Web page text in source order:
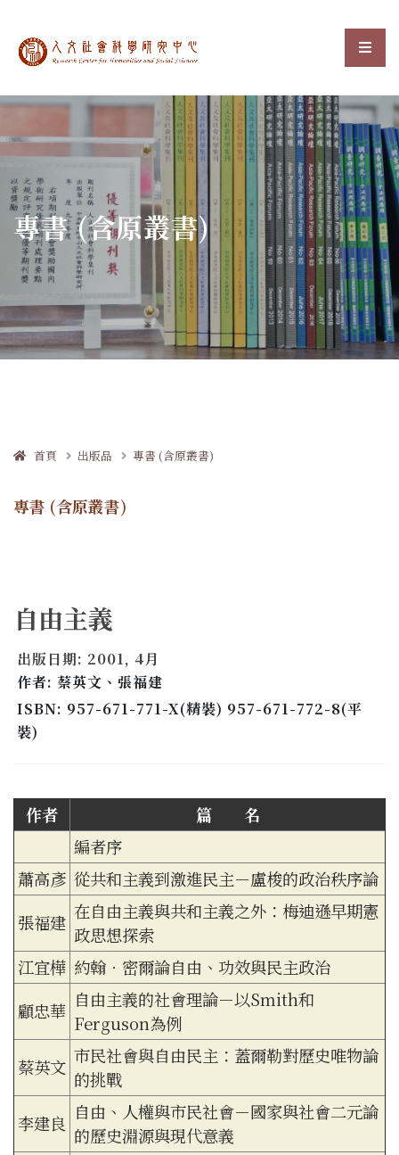
中央研究院人文社會科選
:::
專書 (含原叢書)
首頁 出版品 專書 (含原叢書)
專書 (含原叢書)
自由主義
出版日期: 2001, 4月
作者: 蔡英文、張福建
ISBN: 957-671-771-X(精裝) 957-671-772-8(平
裝)
作者
篇 名
編者序
蕭高彥 從共和主義到激進民主－盧梭的政治秩序論
張福建 在自由主義與共和主義之外：梅迪遜早期憲
政思想探索
江宜樺 約翰．密爾論自由、功效與民主政治
顧忠華 自由主義的社會理論－以Smith和
Ferguson為例
蔡英文 市民社會與自由民主：蓋爾勒對歷史唯物論
的挑戰
李建良 自由、人權與市民社會－國家與社會二元論
的歷史淵源與現代意義